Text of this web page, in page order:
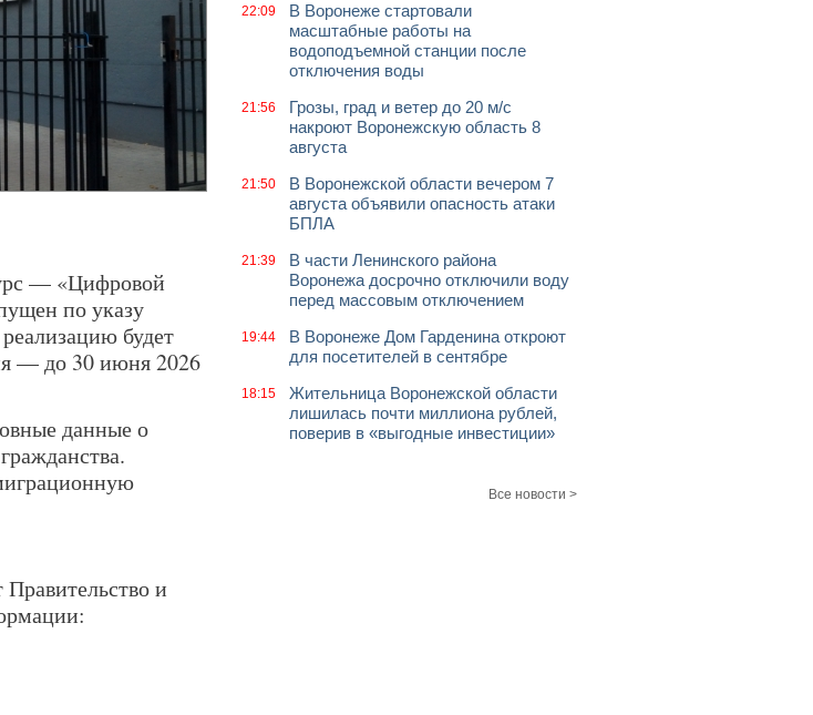
— «Цифровой
по указу
будет
— до 30 июня 2026
данные о
и
22:09
В Воронеже стартовали
масштабные работы на
водоподъемной станции после
отключения воды
21:56
Грозы, град и ветер до 20 м/с
накроют Воронежскую область 8
августа
21:50
В Воронежской области вечером 7
августа объявили опасность атаки
БПЛА
21:39
В части Ленинского района
Воронежа досрочно отключили воду
перед массовым отключением
19:44
В Воронеже Дом Гарденина откроют
для посетителей в сентябре
18:15
Жительница Воронежской области
лишилась почти миллиона рублей,
поверив в «выгодные инвестиции»
Все новости >